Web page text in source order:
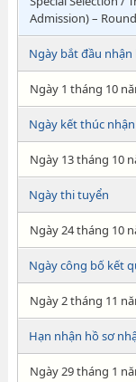
Admission) –
Ngày bắt đầu
Ngày 1 tháng 10
Ngày kết thúc
Ngày 13 tháng 10
Ngày thi tuyển
Ngày 24 tháng 10
Ngày công bố kết
Ngày 2 tháng 11
Hạn nhận hồ sơ
Ngày 29 tháng 1